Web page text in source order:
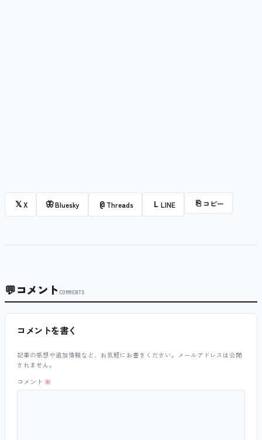
𝕏X 🦋Bluesky @ Threads L LINE ⎘ コピー
💬コメント COMMENTS
コメントを書く
記事の感想や追加情報など、お気軽にお書きください。メールアドレスは公開
されません。
コメント ※